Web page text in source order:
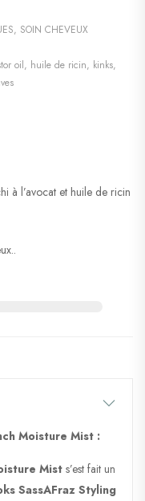
, SOIN CHEVEUX
oil, huile de ricin, kinks,
à l’avocat et huile de ricin
Moisture Mist :
Mist s’est fait un
SassAFraz Styling